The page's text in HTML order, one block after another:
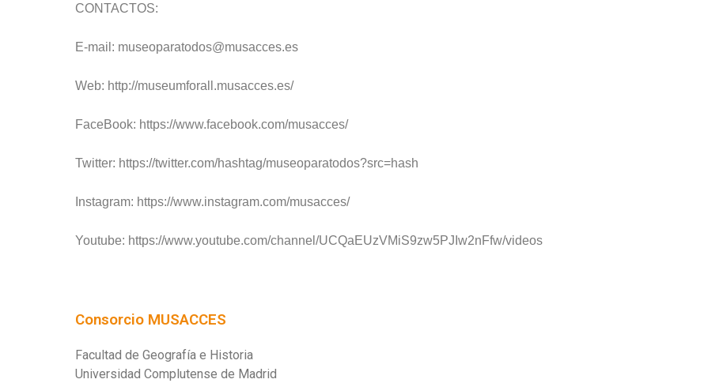
CONTACTOS:
E-mail: museoparatodos@musacces.es
Web: http://museumforall.musacces.es/
FaceBook: https://www.facebook.com/musacces/
Twitter: https://twitter.com/hashtag/museoparatodos?src=hash
Instagram: https://www.instagram.com/musacces/
Youtube: https://www.youtube.com/channel/UCQaEUzVMiS9zw5PJIw2nFfw/videos
Consorcio MUSACCES
Facultad de Geografía e Historia
Universidad Complutense de Madrid